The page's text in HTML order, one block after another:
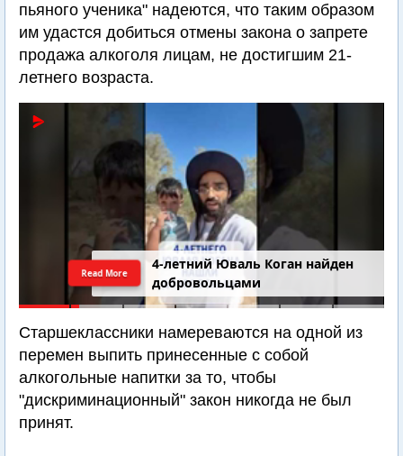
пьяного ученика" надеются, что таким образом
им удастся добиться отмены закона о запрете
продажа алкоголя лицам, не достигшим 21-
летнего возраста.
4-летний Юваль Коган найден
добровольцами
Read More
Старшеклассники намереваются на одной из
перемен выпить принесенные с собой
алкогольные напитки за то, чтобы
"дискриминационный" закон никогда не был
принят.